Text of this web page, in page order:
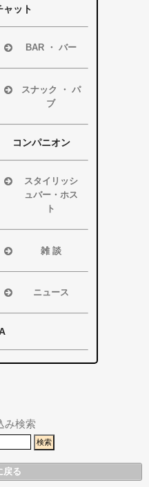
ャット
BAR ・ バー
浜松市
磐田市
袋井市
掛川市
その他エリア
スナック ・ パ
ブ
浜松市
磐田市
袋井市
掛川市
その他エリア
コンパニオン
スタイリッシ
ュバー・ホス
ト
浜松市
磐田市・袋井
雑 談
浜松市
磐田市
ニュース
浜松市・磐田
袋井市・掛川
市
み検索
戻る